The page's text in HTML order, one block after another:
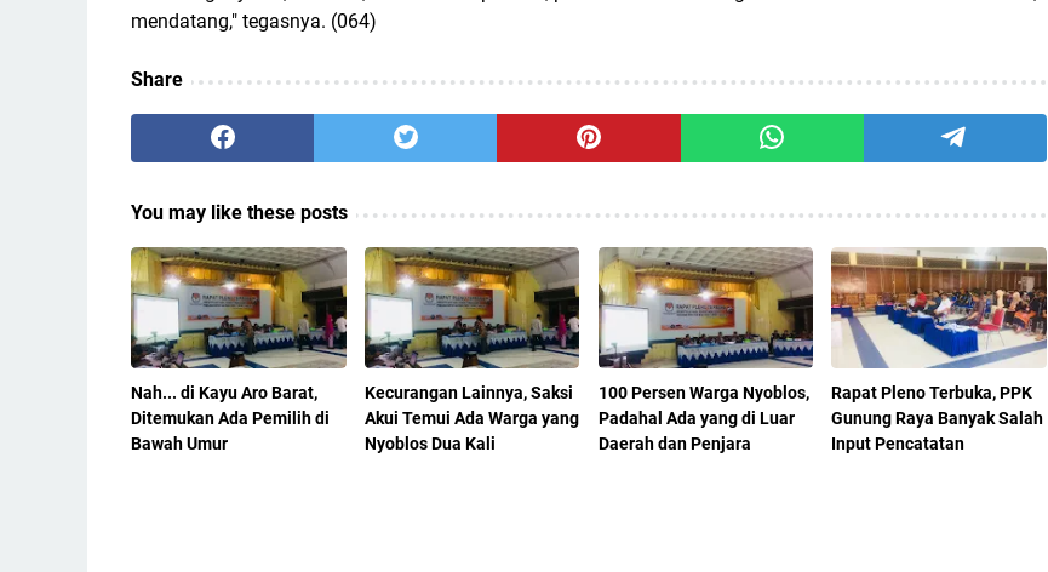
mendatang," tegasnya. (064)
Share
You may like these posts
Nah... di Kayu Aro Barat,
Ditemukan Ada Pemilih di
Bawah Umur
Kecurangan Lainnya, Saksi
Akui Temui Ada Warga yang
Nyoblos Dua Kali
100 Persen Warga Nyoblos,
Padahal Ada yang di Luar
Daerah dan Penjara
Rapat Pleno Terbuka, PPK
Gunung Raya Banyak Salah
Input Pencatatan